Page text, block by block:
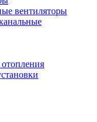
вентиляторы